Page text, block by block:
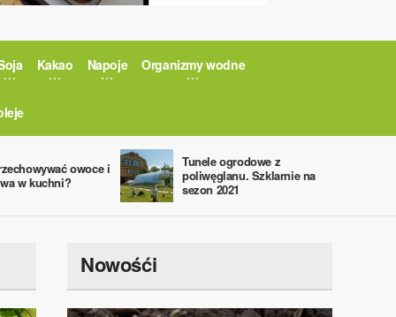
Kakao Napoje Organizmy wodne
owoce i
w kuchni?
Tunele ogrodowe z
poliwęglanu. Szklarnie na
sezon 2021
Nowośći